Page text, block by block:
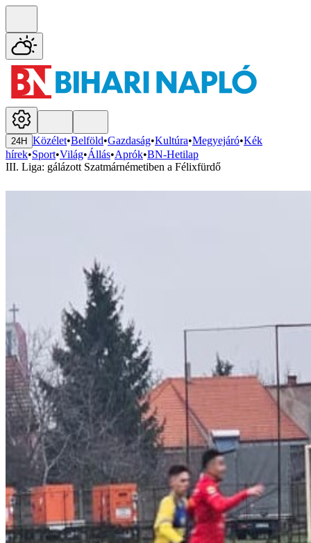
24H Közélet•Belföld•Gazdaság•Kultúra•Megyejáró•Kék
hírek•Sport•Világ•Állás•Aprók•BN-Hetilap
III. Liga: gálázott Szatmárnémetiben a Félixfürdő